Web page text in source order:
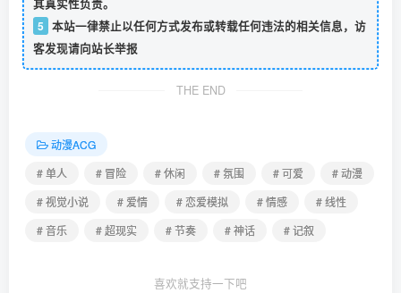
其真实性负责。
5 本站一律禁止以任何方式发布或转载任何违法的相关信息，访
客发现请向站长举报
THE END
动漫ACG
# 单人
# 冒险 # 休闲 # 氛围 # 可爱
# 动漫
# 视觉小说
# 爱情 # 恋爱模拟 # 情感
# 线性
# 音乐
# 超现实 # 节奏 # 神话 # 记叙
喜欢就支持一下吧